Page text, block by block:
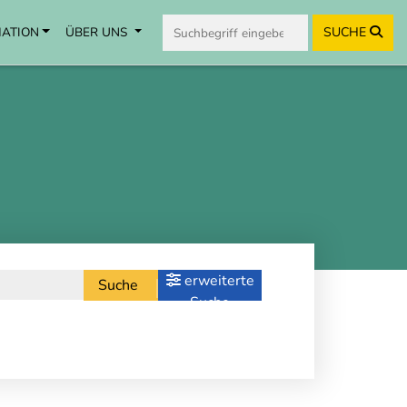
ÜBER UNS SUCHE
Suche
erweiterte
Suche